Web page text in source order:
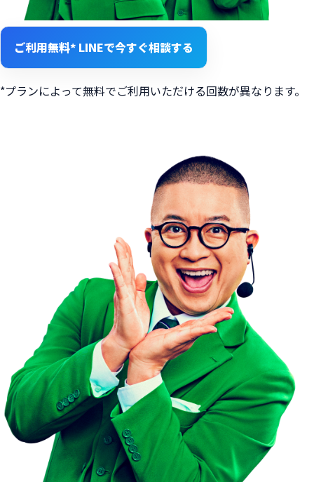
ご利用無料* LINEで今すぐ相談する
*プランによって無料でご利用いただける回数が異なります。